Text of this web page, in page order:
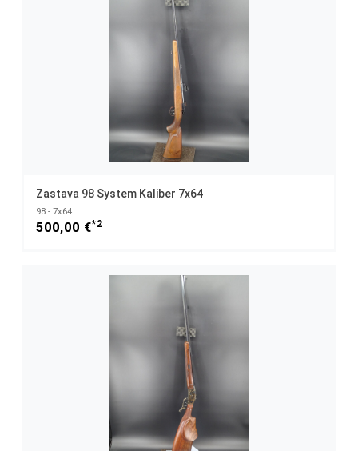
Zastava 98 System Kaliber 7x64
98 - 7x64
500,00 €*2